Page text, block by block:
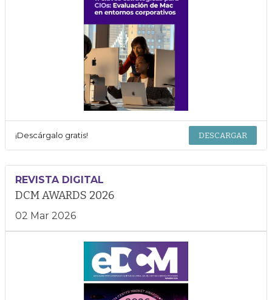
¡Descárgalo gratis! DESCARGAR
REVISTA DIGITAL
DCM AWARDS 2026
02 Mar 2026